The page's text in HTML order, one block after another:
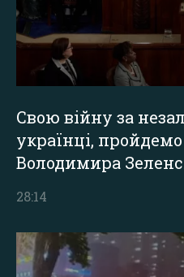
Свою війну за
українці,
Володимира
28:14